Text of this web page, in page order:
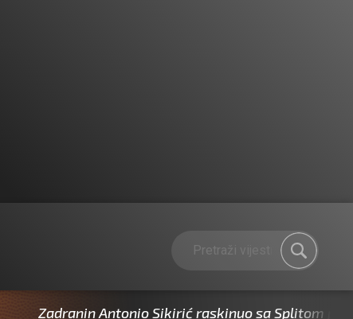
Zadranin Antonio Sikirić raskinuo sa Splitom pa